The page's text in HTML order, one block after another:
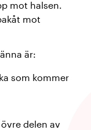
mot halsen.
mot
är:
som kommer
delen av